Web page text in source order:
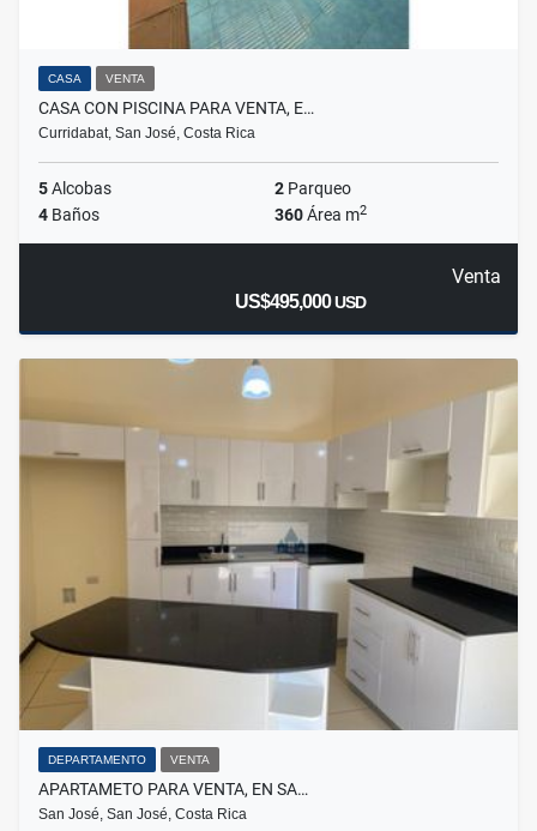
CASA VENTA
CASA CON PISCINA PARA VENTA, E…
Curridabat, San José, Costa Rica
5Alcobas 2 Parqueo
4 Baños 360Área m2
Venta
US$495,000USD
DEPARTAMENTO VENTA
APARTAMETO PARA VENTA, EN SA…
San José, San José, Costa Rica